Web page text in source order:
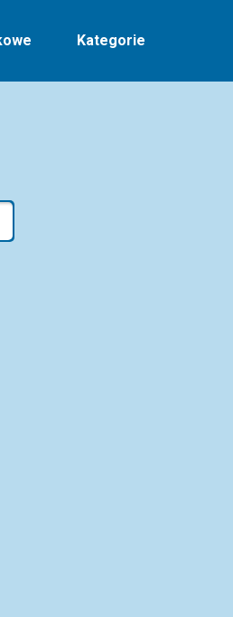
Kategorie